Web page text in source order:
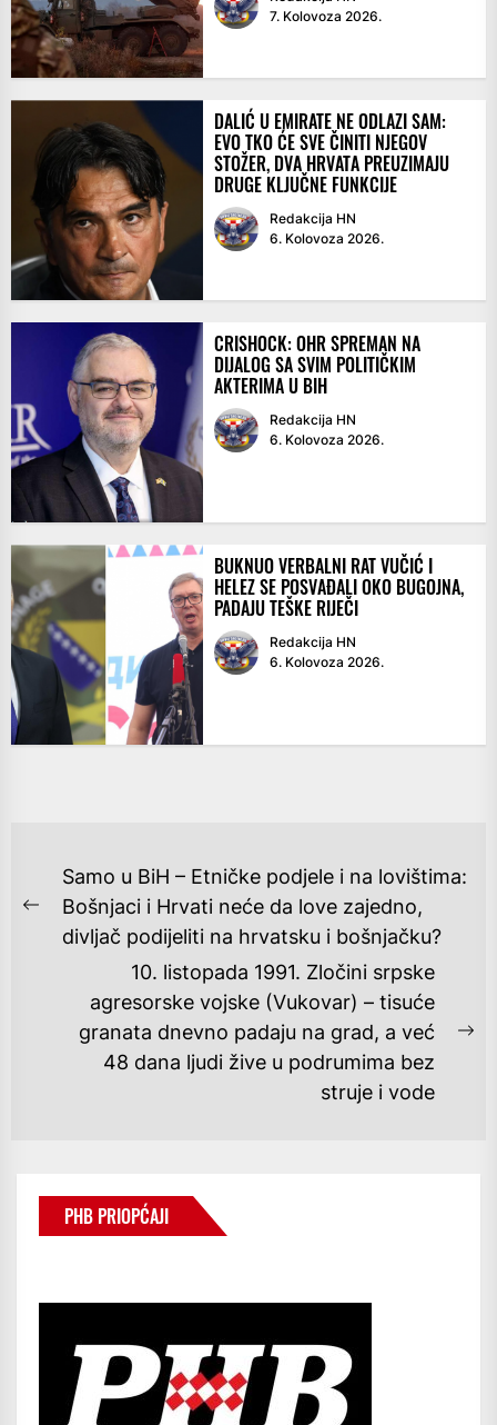
7. Kolovoza 2026.
DALIĆ U EMIRATE NE ODLAZI SAM:
EVO TKO ĆE SVE ČINITI NJEGOV
STOŽER, DVA HRVATA PREUZIMAJU
DRUGE KLJUČNE FUNKCIJE
Redakcija HN
6. Kolovoza 2026.
CRISHOCK: OHR SPREMAN NA
DIJALOG SA SVIM POLITIČKIM
AKTERIMA U BIH
Redakcija HN
6. Kolovoza 2026.
BUKNUO VERBALNI RAT VUČIĆ I
HELEZ SE POSVAĐALI OKO BUGOJNA,
PADAJU TEŠKE RIJEČI
Redakcija HN
6. Kolovoza 2026.
NAVIGACIJA
OBJAVA
Previous
post:
Samo u BiH – Etničke podjele i na lovištima:
Bošnjaci i Hrvati neće da love zajedno,
divljač podijeliti na hrvatsku i bošnjačku?
10. listopada 1991. Zločini srpske
agresorske vojske (Vukovar) – tisuće
granata dnevno padaju na grad, a već
48 dana ljudi žive u podrumima bez
struje i vode
PHB PRIOPĆAJI